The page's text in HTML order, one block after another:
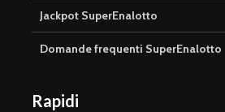
Jackpot SuperEnalotto
Domande frequenti SuperEnalotto
Rapidi